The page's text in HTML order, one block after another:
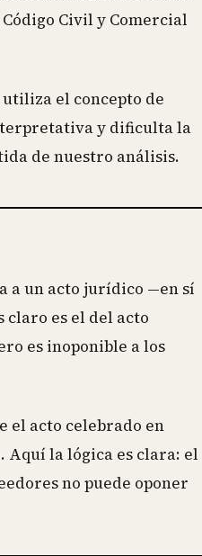
Civil y Comercial
utiliza el concepto de
y dificulta la
de nuestro análisis.
a un acto jurídico —en sí
es el del acto
es inoponible a los
el acto celebrado en
Aquí la lógica es clara: el
no puede oponer